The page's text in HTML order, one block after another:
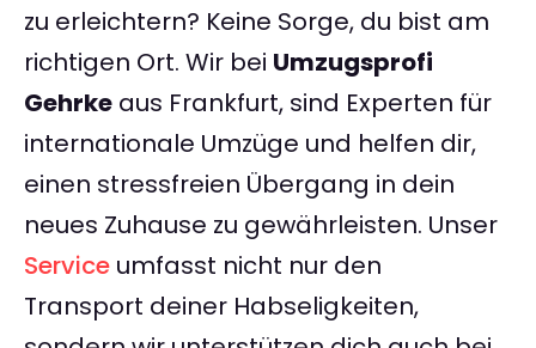
zu erleichtern? Keine Sorge, du bist am
richtigen Ort. Wir bei Umzugsprofi
Gehrke aus Frankfurt, sind Experten für
internationale Umzüge und helfen dir,
einen stressfreien Übergang in dein
neues Zuhause zu gewährleisten. Unser
Service umfasst nicht nur den
Transport deiner Habseligkeiten,